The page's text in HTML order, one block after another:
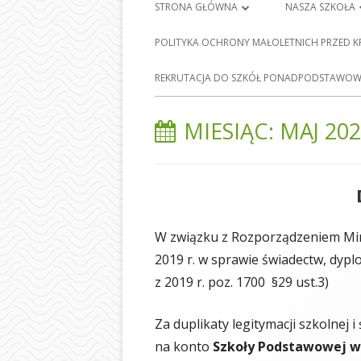
Menu
główne
STRONA GŁÓWNA
PLAN LEKCJI
DZIENNIK ELEKTRONICZNY E-
MAPA STRONY
NASZA SZKOŁA
HISTORIA
BARCICACH
BAZA
NASZEJ SZKOLE
SEKRETARIAT
PEDAGOG
POLITYKA OCHRONY MAŁOLETNICH PRZED
REKRUTACJA DO SZKÓŁ
MIESIĄC: MAJ
W związku z Rozporządzeniem
2019 r. w sprawie świadectw,
z 2019 r. poz. 1700 §29 ust.3)
Za duplikaty legitymacji szkolnej i
na konto Szkoły Podstawowej